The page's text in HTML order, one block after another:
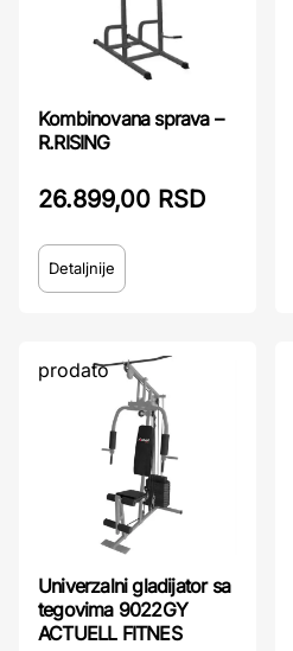
Kombinovana sprava –
R.RISING
26.899,00 RSD
Detaljnije
prodato
Univerzalni gladijator sa
tegovima 9022GY
ACTUELL FITNES